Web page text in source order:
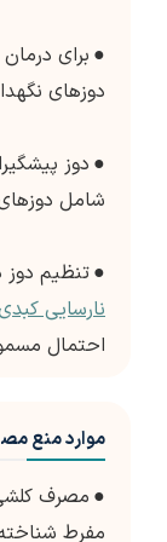
● برای
دوزهای
● دوز
شامل
●تنظیم دوز
نارسایی
احتمال
موارد منع
● مصرف
مفرط